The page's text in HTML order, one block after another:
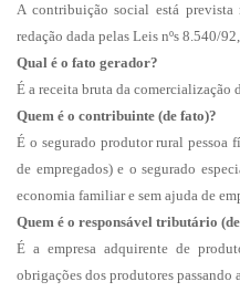
A contribuição social está
redação dada pelas Leis nºs 8.540/
Qual é o fato gerador?
É a receita bruta da comercialização
Quem é o contribuinte (de fato)?
É o segurado produtor rural
de empregados) e o segurado
economia familiar e sem ajuda de
Quem é o responsável tributário
É a empresa adquirente de
obrigações dos produtores